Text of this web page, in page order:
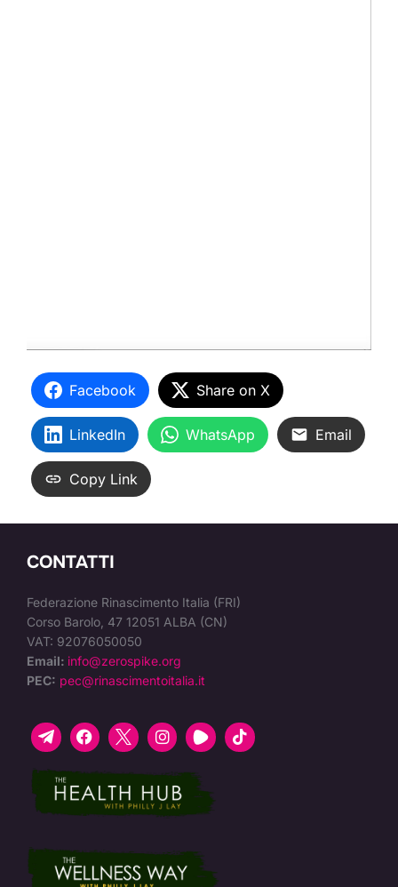
Facebook Share on X
LinkedIn WhatsApp Email
Copy Link
CONTATTI
Federazione Rinascimento Italia (FRI)
Corso Barolo, 47 12051 ALBA (CN)
VAT: 92076050050
Email: info@zerospike.org
PEC: pec@rinascimentoitalia.it